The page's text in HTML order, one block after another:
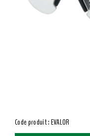
Code produit : EVALOR